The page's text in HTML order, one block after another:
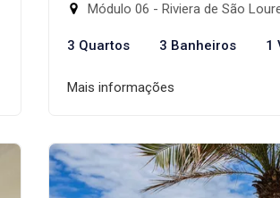
Módulo 06 - Riviera de São
3 Quartos 3 Banheiros 1
Mais informações